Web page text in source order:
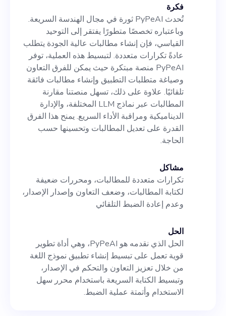
سيرتك الذاتية اليوم!
فكرة
تُحدث PyPeAI ثورة في مجال الهندسة السريعة.
وباعتباره تخصصًا متطورًا يفتقر إلى التوحيد
القياسي، فإن إنشاء مطالبات عالية الجودة يتطلب
عادةً تكرارات متعددة. لتبسيط هذه العملية، توفر
PyPeAI منصة مبتكرة حيث يمكن للفرق التعاون
وصياغة متطلبات التطبيق وإنشاء مطالبات فائقة
تلقائيًا. علاوة على ذلك، تسهل منصتنا مقارنة
المطالبات عبر نماذج LLM المختلفة، والإدارة
الديناميكية ومراقبة الأداء السريع. يمنح هذا الفرق
القدرة على تعديل المطالبات وتحسينها حسب
الحاجة.
مشاكل
تكرارات متعددة للمطالبات، ومحررات ضعيفة
لكتابة المطالبات، وضعف التعاون وإصدار الإصدار،
وعدم إعادة الضبط التلقائي
الحل
الحل الذي نقدمه هو PyPeAI، وهي أداة تطوير
قوية تعمل على تبسيط إنشاء تطبيق نموذج اللغة
من خلال تعزيز التعاون والتحكم في الإصدار،
وتبسيط الكتابة السريعة باستخدام محرر سهل
الاستخدام وأتمتة عملية الضبط.